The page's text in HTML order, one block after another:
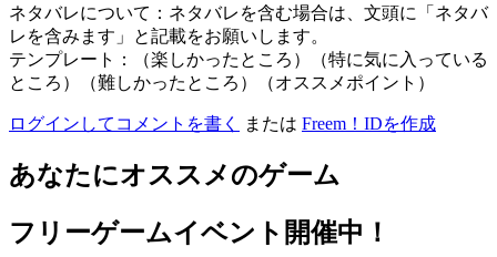
ネタバレについて：ネタバレを含む場合は、文頭に「ネタバ
レを含みます」と記載をお願いします。
テンプレート：（楽しかったところ）（特に気に入っている
ところ）（難しかったところ）（オススメポイント）
ログインしてコメントを書く または Freem！IDを作成
あなたにオススメのゲーム
フリーゲームイベント開催中！